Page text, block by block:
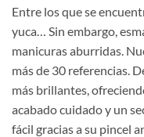
Entre los que se
yuca… Sin embargo,
manicuras aburridas.
más de 30 referencias.
más brillantes,
acabado cuidado y un
fácil gracias a su pincel